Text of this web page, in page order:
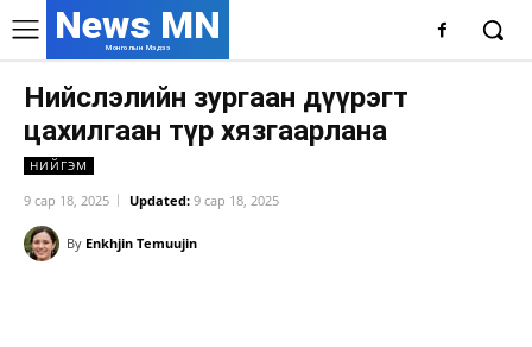
News MN
Монголын Мэдээ
Нийслэлийн зургаан дүүрэгт
цахилгаан түр хязгаарлана
НИЙГЭМ
9 сар 18, 2025 Updated: 9 сар 18, 2025
By Enkhjin Temuujin